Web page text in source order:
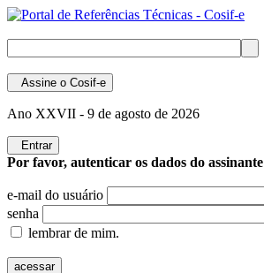
Assine o Cosif-e
Ano XXVII - 9 de agosto de 2026
Entrar
Por favor, autenticar os dados do assinante
e-mail do usuário
senha
lembrar de mim.